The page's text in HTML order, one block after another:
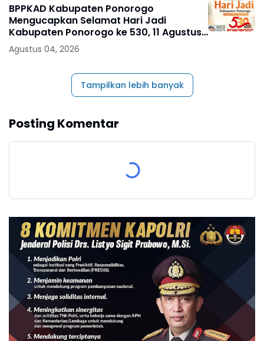
BPPKAD Kabupaten Ponorogo
Mengucapkan Selamat Hari Jadi
Kabupaten Ponorogo ke 530, 11 Agustus
1496 - 11 Agustus 2026
Agustus 04, 2026
Tampilkan lebih banyak
Posting Komentar